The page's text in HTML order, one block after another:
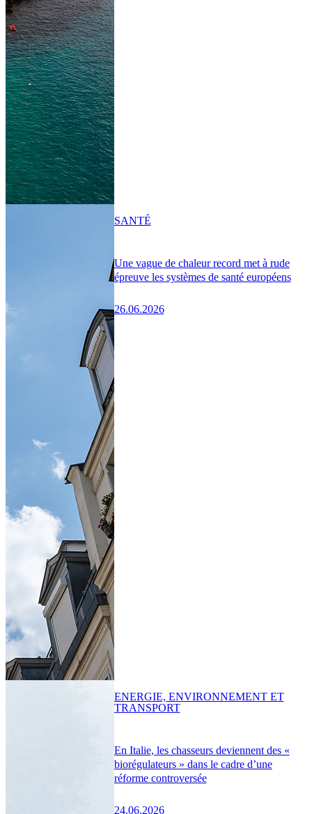
Une vague de chaleur record met à rude
épreuve les systèmes de santé européens
26.06.2026
SANTÉ
En Italie, les chasseurs deviennent des «
biorégulateurs » dans le cadre d’une
réforme controversée
24.06.2026
ENERGIE, ENVIRONNEMENT ET
TRANSPORT